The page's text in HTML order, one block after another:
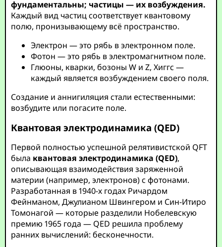
фундаментальны; частицы — их возбуждения.
Каждый вид частиц соответствует квантовому
полю, пронизывающему всё пространство.
Электрон — это рябь в электронном поле.
Фотон — это рябь в электромагнитном поле.
Глюоны, кварки, бозоны W и Z, Хиггс —
каждый является возбуждением своего поля.
Создание и аннигиляция стали естественными:
возбудите или погасите поле.
Квантовая электродинамика (QED)
Первой полностью успешной релятивистской QFT
была квантовая электродинамика (QED),
описывающая взаимодействия заряженной
материи (например, электронов) с фотонами.
Разработанная в 1940-х годах Ричардом
Фейнманом, Джулианом Швингером и Син-Итиро
Томонагой — которые разделили Нобелевскую
премию 1965 года — QED решила проблему
ранних вычислений: бесконечности.